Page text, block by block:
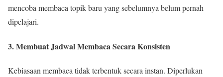
mencoba membaca topik baru yang sebelumnya belum pernah
dipelajari.
3. Membuat Jadwal Membaca Secara Konsisten
Kebiasaan membaca tidak terbentuk secara instan. Diperlukan